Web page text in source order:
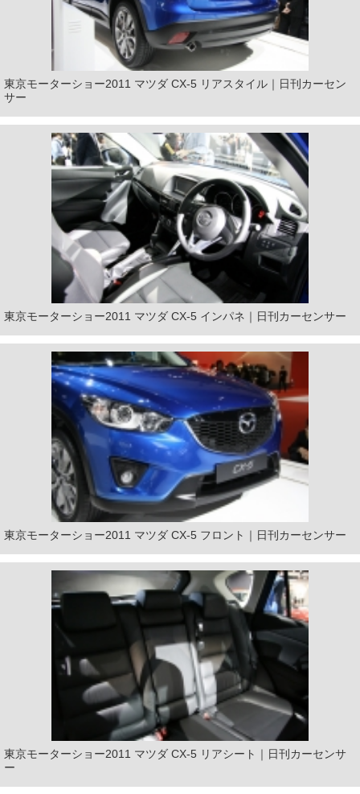
東京モーターショー2011 マツダ CX-5 リアスタイル｜日刊カーセン
サー
東京モーターショー2011 マツダ CX-5 インパネ｜日刊カーセンサー
東京モーターショー2011 マツダ CX-5 フロント｜日刊カーセンサー
東京モーターショー2011 マツダ CX-5 リアシート｜日刊カーセンサ
ー